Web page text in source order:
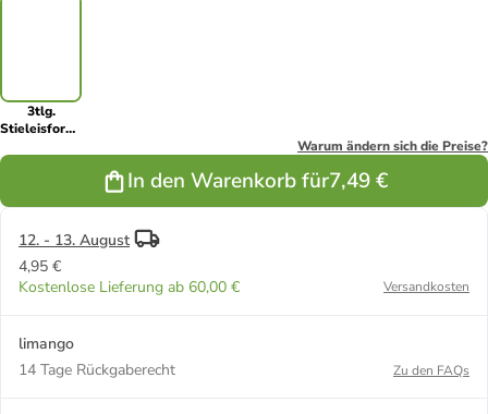
3tlg.
Stieleisformer-
Warum ändern sich die Preise?
In den Warenkorb für7,49 €
12. - 13. August
4,95 €
Kostenlose Lieferung ab 60,00 €
Versandkosten
limango
14 Tage Rückgaberecht
Zu den FAQs